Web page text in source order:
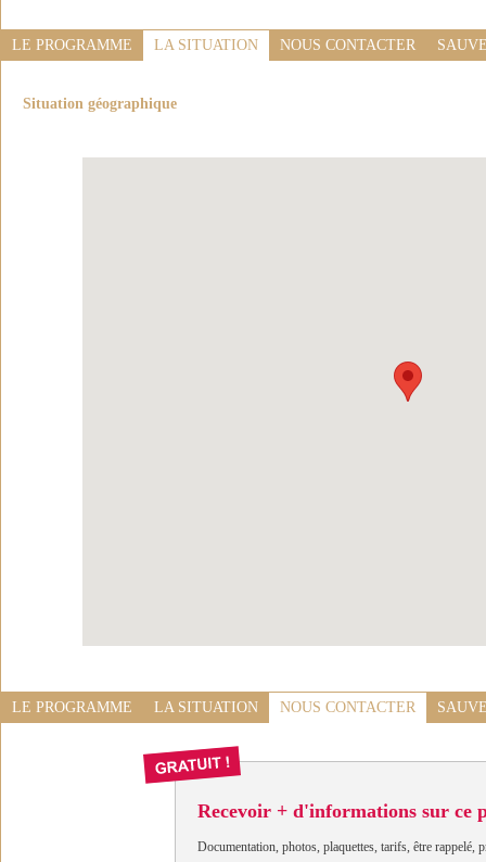
LE PROGRAMME LA SITUATION NOUS CONTACTER
Situation géographique
LE PROGRAMME LA SITUATION NOUS CONTACTER
Recevoir + d'informations sur ce
Documentation, photos, plaquettes, tarifs, être rappelé,